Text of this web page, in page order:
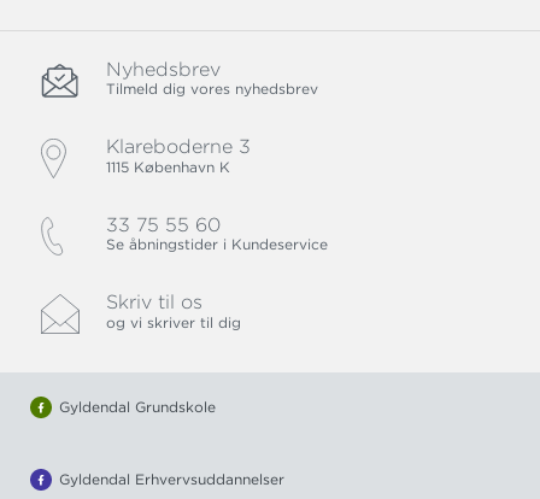
Nyhedsbrev
Tilmeld dig vores nyhedsbrev
Klareboderne 3
1115 København K
33 75 55 60
Se åbningstider i Kundeservice
Skriv til os
og vi skriver til dig
Gyldendal Grundskole
Gyldendal Erhvervsuddannelser